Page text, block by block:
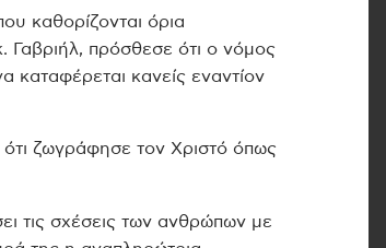
καθορίζονται όρια
Γαβριήλ, πρόσθεσε ότι ο νόμος
καταφέρεται κανείς εναντίον
ζωγράφησε τον Χριστό όπως
τις σχέσεις των ανθρώπων με